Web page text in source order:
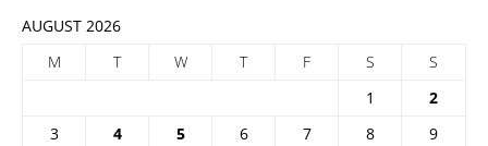
AUGUST 2026
M
T W T F S
S
1
2
3
4 5 6 7 8
9